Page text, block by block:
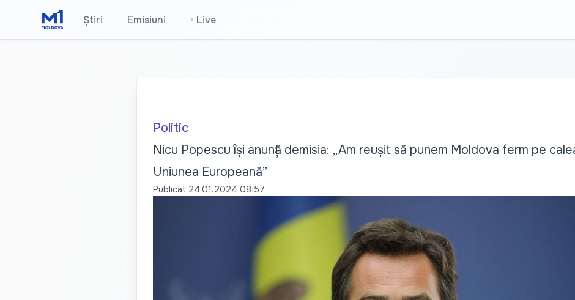
Știri Emisiuni • Live
Politic
Nicu Popescu își anunță demisia: „Am reușit să punem Moldova ferm pe
Uniunea Europeană”
Publicat 24.01.2024 08:57